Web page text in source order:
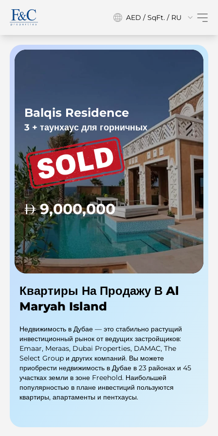
AED / SqFt. / RU
Квартиры На Продажу В Al
Maryah Island
Недвижимость в Дубае — это стабильно растущий
инвестиционный рынок от ведущих застройщиков:
Emaar, Meraas, Dubai Properties, DAMAC, The
Select Group и других компаний. Вы можете
приобрести недвижимость в Дубае в 23 районах и 45
участках земли в зоне Freehold. Наибольшей
популярностью в плане инвестиций пользуются
квартиры, апартаменты и пентхаусы.
Balqis Residence
3 + таунхаус для горничных
9,000,000